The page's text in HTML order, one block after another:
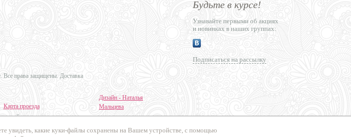
какие куки-файлы сохранены на Вашем устройстве, с помощью
Будьте в курсе!
Узнавайте первыми об акциях
и новинках в наших группах:
Подписаться на рассылку
Все права защищены. Доставка
Карта проезда
Дизайн - Наталья
Мальцева
Промо Эксперт